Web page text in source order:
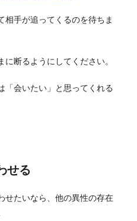
相手が追ってくるのを待ちま
断るようにしてください。
「会いたい」と思ってくれる
せる
せたいなら、他の異性の存在